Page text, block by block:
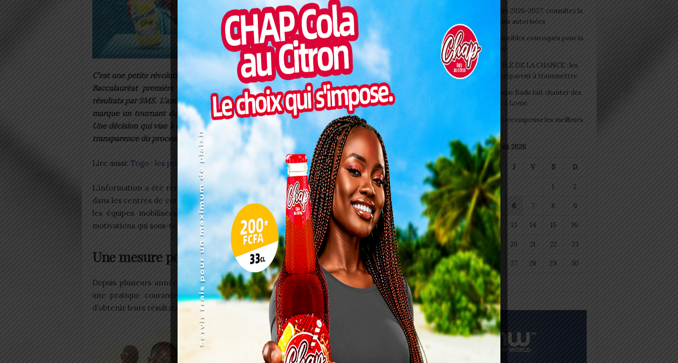
C’est une petite révolution dans le paysage éducatif au Togo. À partir de la session 2026 du
Baccalauréat première partie (BAC I), les candidats ne pourront plus consulter leurs
résultats par SMS. L’annonce, faite par le ministre de l’Éducation nationale, Mama Omorou,
marque un tournant dans la gestion et la diffusion des résultats des examens nationaux.
Une décision qui vise à réduire les charges supportées par les familles tout en renforçant la
transparence du processus.
Lire aussi: Togo : les prix du carburant revus à la hausse dès ce 27 mai
L’information a été rendue publique le samedi 30 mai 2026 lors d’une visite du ministre
dans les centres de correction du lycée Tokoin et du lycée Agoè-Centre à Lomé. Devant
les équipes mobilisées pour la correction des copies, Mama Omorou a expliqué les
motivations qui sous-tendent cette réforme.
Une mesure pour soulager les familles au Togo
Depuis plusieurs années, la consultation des résultats d’examens par SMS est devenue
une pratique courante au Togo. Rapide et accessible, elle permettait aux candidats
d’obtenir leurs résultats directement sur leur téléphone portable.
Mais selon le ministre de l’Éducation
nationale, ce système génère des dépenses
qui auraient pu être évitées. Dans de
Togo/ Rentrée scolaire 2026-2027: consultez la
liste officielle des écoles autorisées
ESSAL 2026 : les admissibles convoqués pour la
visite médicale à Lomé
SWEDD+ Togo / ECOLE DE LA CHANCE : les
maitres-artisans se préparent à transmettre
Glory Night 2026: Sonnie Badu fait chanter des
milliers de personnes à Lomé
Vogan : AGRI-ESPOIR récompense les meilleurs
août 2026
L M M J V S D
1 2
3 4 5 6 7 8 9
10 11 12 13 14 15 16
17 18 20 21 22 23
24 25 26 27 28 29 30
31
« Juil